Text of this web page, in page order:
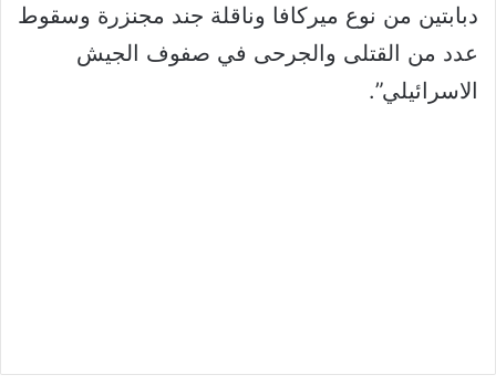
دبابتين من نوع ميركافا وناقلة جند مجنزرة ‏وسقوط
عدد من القتلى والجرحى في صفوف الجيش
الاسرائيلي”.